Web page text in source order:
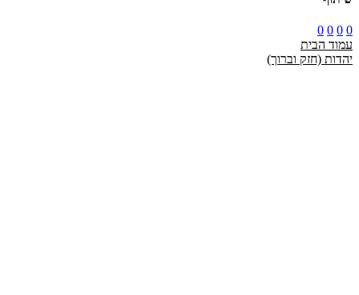
0
0
0
0
עמוד הבית
יהדות (חזק וברוך)